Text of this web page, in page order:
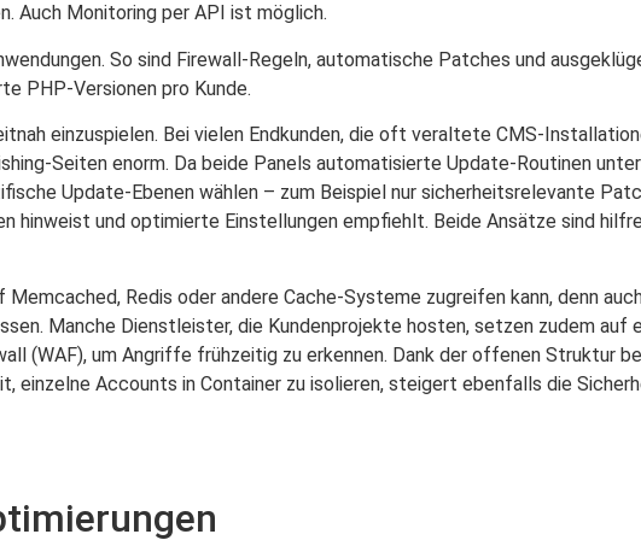
Auch Monitoring per API ist möglich.
So sind Firewall-Regeln, automatische Patches und
PHP-Versionen pro Kunde.
einzuspielen. Bei vielen Endkunden, die oft veraltete CMS-
Seiten enorm. Da beide Panels automatisierte Update-Routinen
Update-Ebenen wählen – zum Beispiel nur sicherheitsrelevante
hinweist und optimierte Einstellungen empfiehlt. Beide Ansätze sind
Redis oder andere Cache-Systeme zugreifen kann, denn
Manche Dienstleister, die Kundenprojekte hosten, setzen zudem auf
(WAF), um Angriffe frühzeitig zu erkennen. Dank der offenen Struktur
einzelne Accounts in Container zu isolieren, steigert ebenfalls die